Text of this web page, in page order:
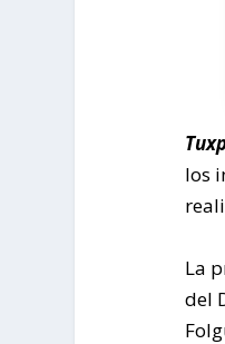
los
La
del